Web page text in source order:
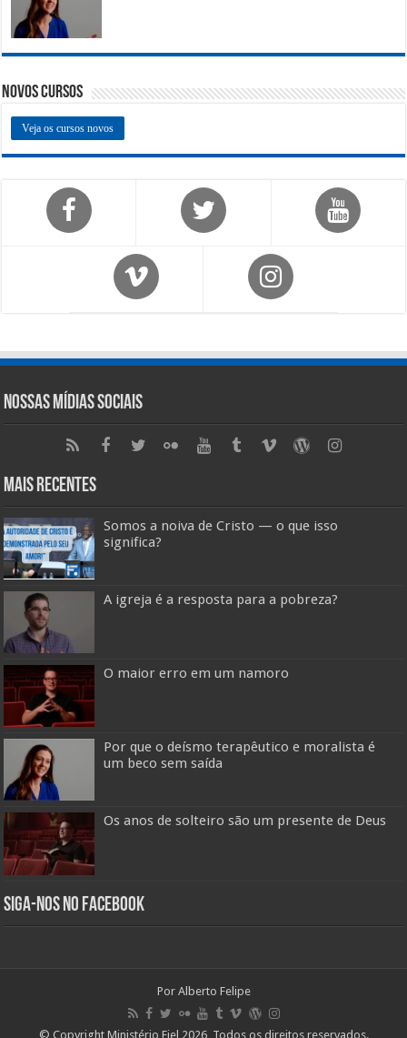
Novos Cursos
Veja os cursos novos
Nossas Mídias Sociais
Mais Recentes
Somos a noiva de Cristo — o que isso
significa?
A igreja é a resposta para a pobreza?
O maior erro em um namoro
Por que o deísmo terapêutico e moralista é
um beco sem saída
Os anos de solteiro são um presente de Deus
Siga-nos no Facebook
Por Alberto Felipe
© Copyright Ministério Fiel 2026, Todos os direitos reservados.